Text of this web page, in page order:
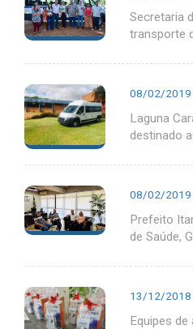
Secretaria
transporte
08/02/2019
Laguna
destinado
08/02/2019
Prefeito
de Saúde,
13/12/2018
Equipes